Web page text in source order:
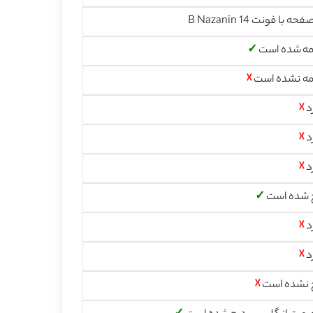
شده است ✓
نشده است☓
☓
☓
☓
شده است ✓
☓
☓
نشده است☓